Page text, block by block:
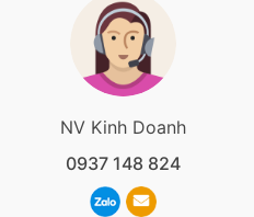
NV Kinh Doanh
0937 148 824